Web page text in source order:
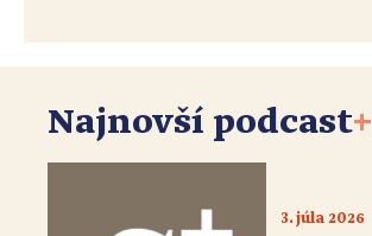
Najnovší podcast+
3. júla 2026